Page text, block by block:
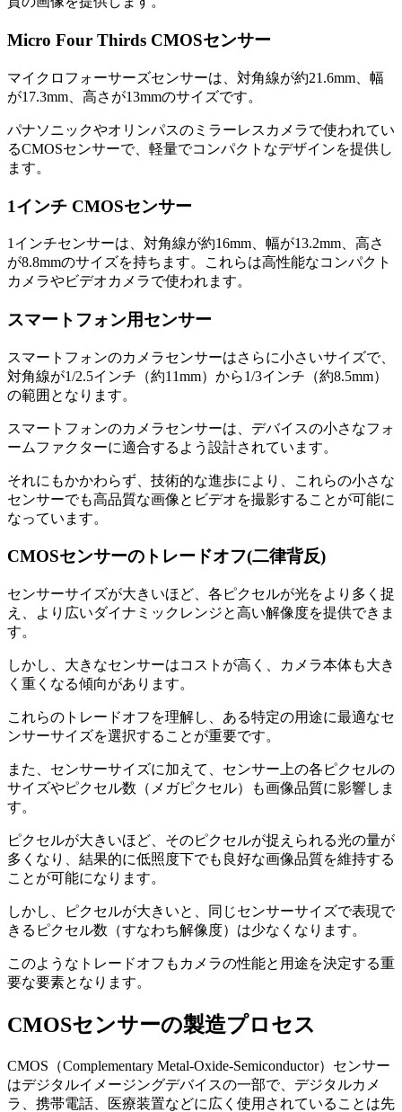
Micro Four Thirds CMOSセンサー
マイクロフォーサーズセンサーは、対角線が約21.6mm、幅
が17.3mm、高さが13mmのサイズです。
パナソニックやオリンパスのミラーレスカメラで使われてい
るCMOSセンサーで、軽量でコンパクトなデザインを提供し
ます。
1インチ CMOSセンサー
1インチセンサーは、対角線が約16mm、幅が13.2mm、高さ
が8.8mmのサイズを持ちます。これらは高性能なコンパクト
カメラやビデオカメラで使われます。
スマートフォン用センサー
スマートフォンのカメラセンサーはさらに小さいサイズで、
対角線が1/2.5インチ（約11mm）から1/3インチ（約8.5mm）
の範囲となります。
スマートフォンのカメラセンサーは、デバイスの小さなフォ
ームファクターに適合するよう設計されています。
それにもかかわらず、技術的な進歩により、これらの小さな
センサーでも高品質な画像とビデオを撮影することが可能に
なっています。
CMOSセンサーのトレードオフ(二律背反)
センサーサイズが大きいほど、各ピクセルが光をより多く捉
え、より広いダイナミックレンジと高い解像度を提供できま
す。
しかし、大きなセンサーはコストが高く、カメラ本体も大き
く重くなる傾向があります。
これらのトレードオフを理解し、ある特定の用途に最適なセ
ンサーサイズを選択することが重要です。
また、センサーサイズに加えて、センサー上の各ピクセルの
サイズやピクセル数（メガピクセル）も画像品質に影響しま
す。
ピクセルが大きいほど、そのピクセルが捉えられる光の量が
多くなり、結果的に低照度下でも良好な画像品質を維持する
ことが可能になります。
しかし、ピクセルが大きいと、同じセンサーサイズで表現で
きるピクセル数（すなわち解像度）は少なくなります。
このようなトレードオフもカメラの性能と用途を決定する重
要な要素となります。
CMOSセンサーの製造プロセス
CMOS（Complementary Metal-Oxide-Semiconductor）センサー
はデジタルイメージングデバイスの一部で、デジタルカメ
ラ、携帯電話、医療装置などに広く使用されていることは先